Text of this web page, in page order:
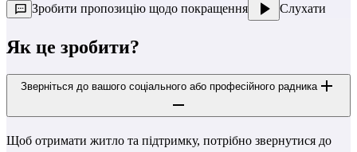
Зробити пропозицію щодо покращення Слухати
Як це зробити?
Зверніться до вашого соціального або професійного радника